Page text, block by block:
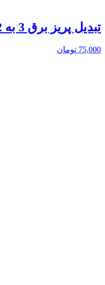
تبدیل پریز برق 3 به 2 مدل فارکن
75,000 تومان